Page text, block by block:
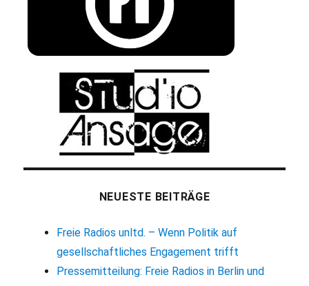
NEUESTE BEITRÄGE
Freie Radios unltd. – Wenn Politik auf
gesellschaftliches Engagement trifft
Pressemitteilung: Freie Radios in Berlin und